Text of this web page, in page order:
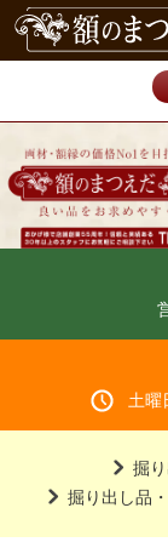
土曜
掘
掘り出し品